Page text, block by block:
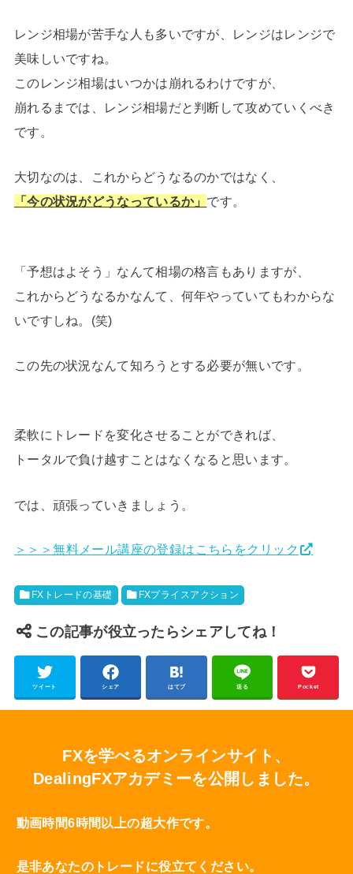
レンジ相場が苦手な人も多いですが、レンジはレンジで
美味しいですね。
このレンジ相場はいつかは崩れるわけですが、
崩れるまでは、レンジ相場だと判断して攻めていくべき
です。
大切なのは、これからどうなるのかではなく、
「今の状況がどうなっているか」 です。
「予想はよそう」なんて相場の格言もありますが、
これからどうなるかなんて、何年やっていてもわからな
いですしね。(笑)
この先の状況なんて知ろうとする必要が無いです。
柔軟にトレードを変化させることができれば、
トータルで負け越すことはなくなると思います。
では、頑張っていきましょう。
＞＞＞無料メール講座の登録はこちらをクリック
FXトレードの基礎 FXプライスアクション
この記事が役立ったらシェアしてね！
ツイート シェア はてブ 送る Pocket
FXを学べるオンラインサイト、
DealingFXアカデミーを公開しました。
動画時間6時間以上の超大作です。
是非あなたのトレードに役立てください。